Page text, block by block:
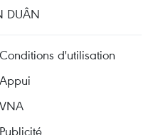
DUÂN
Conditions d'utilisation
Appui
VNA
Publicité